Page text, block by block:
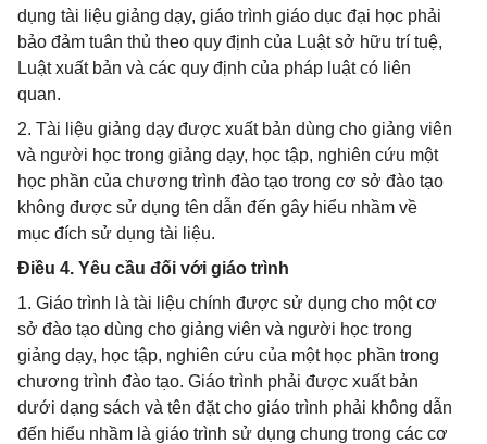
dụng tài liệu giảng dạy, giáo trình giáo dục đại học phải
bảo đảm tuân thủ theo quy định của Luật sở hữu trí tuệ,
Luật xuất bản và các quy định của pháp luật có liên
quan.
2. Tài liệu giảng dạy được xuất bản dùng cho giảng viên
và người học trong giảng dạy, học tập, nghiên cứu một
học phần của chương trình đào tạo trong cơ sở đào tạo
không được sử dụng tên dẫn đến gây hiểu nhầm về
mục đích sử dụng tài liệu.
Điều 4. Yêu cầu đối với giáo trình
1. Giáo trình là tài liệu chính được sử dụng cho một cơ
sở đào tạo dùng cho giảng viên và người học trong
giảng dạy, học tập, nghiên cứu của một học phần trong
chương trình đào tạo. Giáo trình phải được xuất bản
dưới dạng sách và tên đặt cho giáo trình phải không dẫn
đến hiểu nhầm là giáo trình sử dụng chung trong các cơ